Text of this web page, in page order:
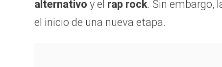
alternativo y el rap rock. Sin embargo,
el inicio de una nueva etapa.